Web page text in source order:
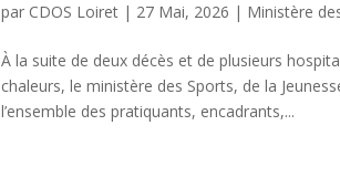
par CDOS Loiret | 27 Mai, 2026 | Ministère
À la suite de deux décès et de plusieurs
chaleurs, le ministère des Sports, de la
l’ensemble des pratiquants, encadrants,...